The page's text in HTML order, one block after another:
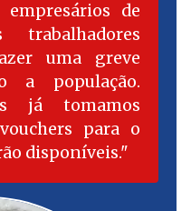
de
uma greve
a população.
já tomamos
para o
disponíveis.